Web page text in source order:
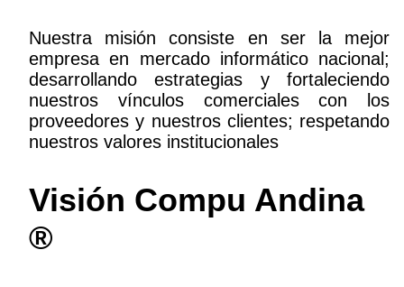
Nuestra misión consiste en ser la mejor
empresa en mercado informático nacional;
desarrollando estrategias y fortaleciendo
nuestros vínculos comerciales con los
proveedores y nuestros clientes; respetando
nuestros valores institucionales
Visión Compu Andina
®